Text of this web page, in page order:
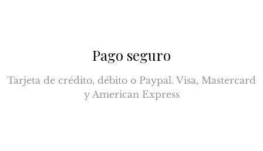
Pago seguro
Tarjeta de crédito, débito o Paypal. Visa, Mastercard
y American Express